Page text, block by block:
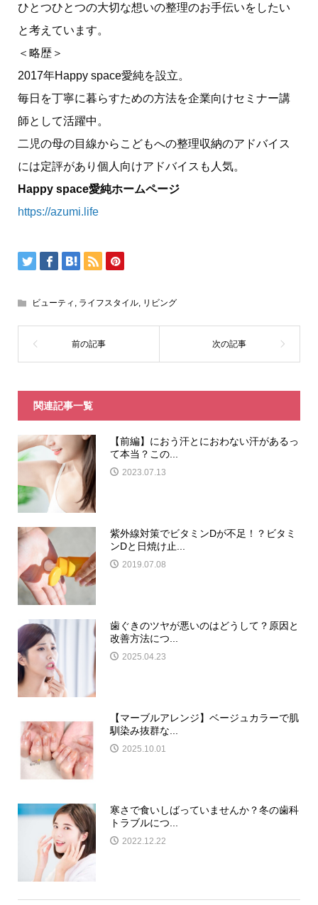
ひとつひとつの大切な想いの整理のお手伝いをしたい
と考えています。
＜略歴＞
2017年Happy space愛純を設立。
毎日を丁寧に暮らすための方法を企業向けセミナー講
師として活躍中。
二児の母の目線からこどもへの整理収納のアドバイス
には定評があり個人向けアドバイスも人気。
Happy space愛純ホームページ
https://azumi.life
ビューティ ライフスタイル, リビング
関連記事一覧
【前編】におう汗とにおわない汗があるっ
て本当？この...
2023.07.13
紫外線対策でビタミンDが不足！？ビタミ
ンDと日焼け止...
2019.07.08
歯ぐきのツヤが悪いのはどうして？原因と
改善方法につ...
2025.04.23
【マーブルアレンジ】ベージュカラーで肌
馴染み抜群な...
2025.10.01
寒さで食いしばっていませんか？冬の歯科
トラブルにつ...
2022.12.22